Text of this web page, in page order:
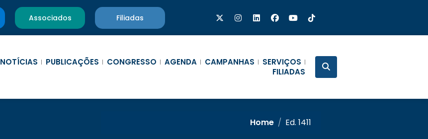
Associados Filiadas
NOTÍCIAS PUBLICAÇÕES CONGRESSO AGENDA CAMPANHAS
SERVIÇOS
FILIADAS
Home / Ed. 1411